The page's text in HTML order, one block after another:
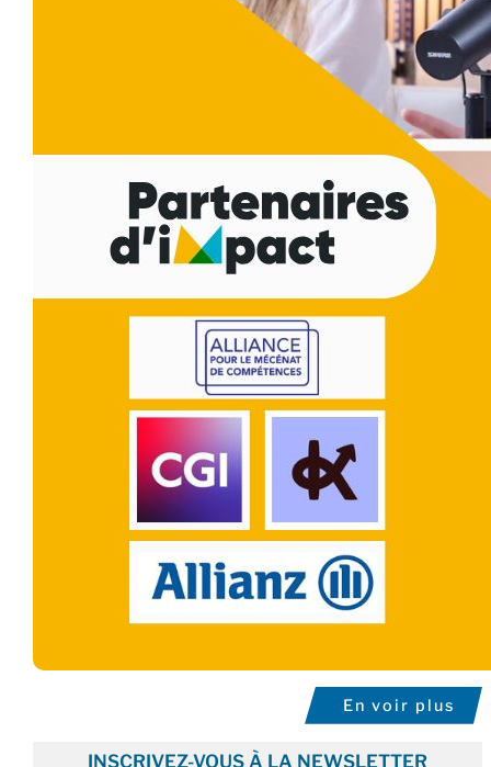
En voir plus
INSCRIVEZ-VOUS À LA NEWSLETTER